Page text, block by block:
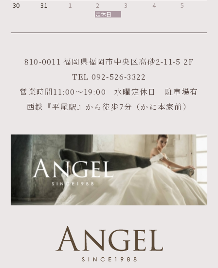
30 31 1 2
定休日
3 4 5
810-0011 福岡県福岡市中央区高砂2-11-5 2F
TEL 092-526-3322
営業時間11:00～19:00 水曜定休日 駐車場有
西鉄『平尾駅』から徒歩7分（かに本家前）